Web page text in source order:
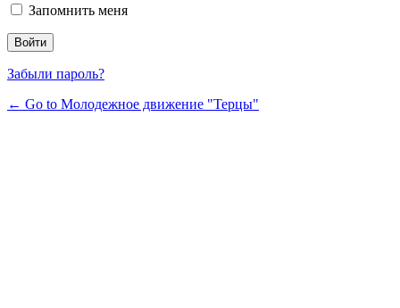
Запомнить меня
Забыли пароль?
← Go to Молодежное движение "Терцы"